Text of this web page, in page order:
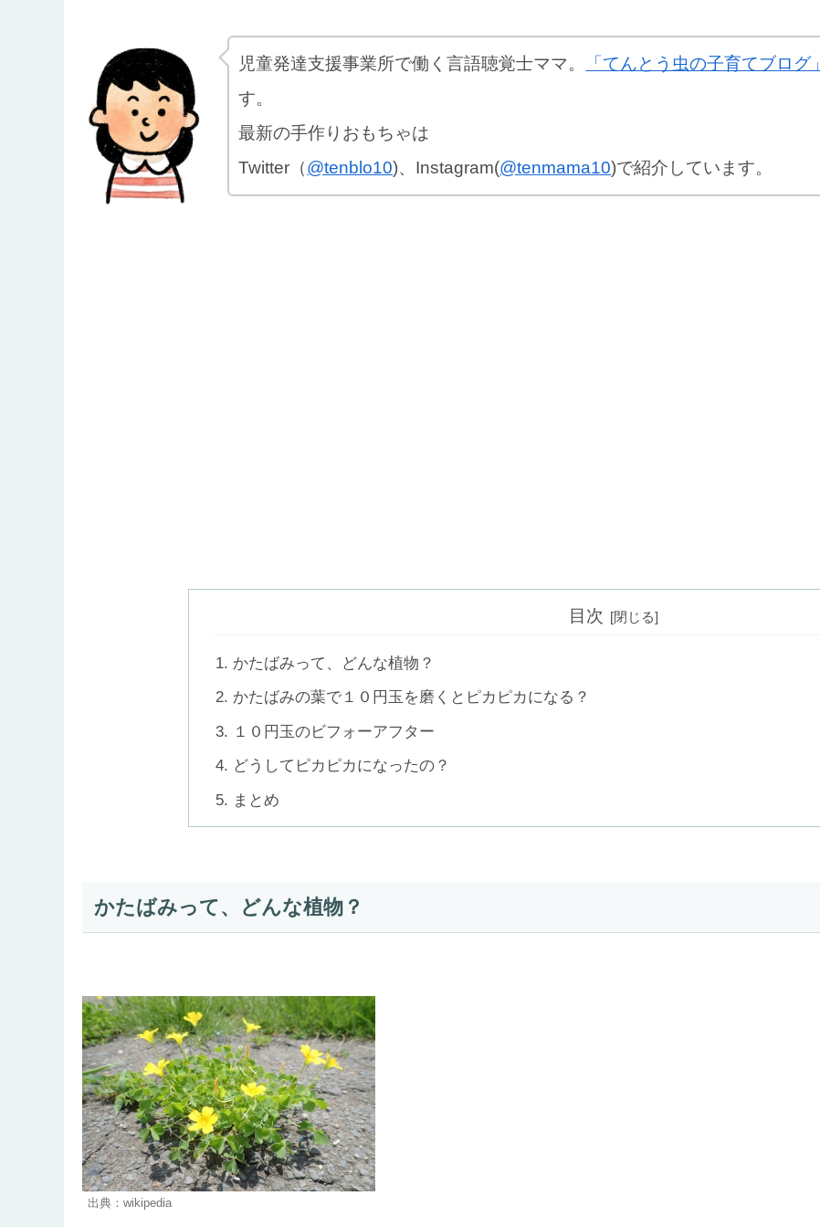
児童発達支援事業所で働く言語聴覚士ママ。 「てんとう虫の子育てブログ」
す。
最新の手作りおもちゃは
Twitter（@tenblo10)、Instagram(@tenmama10)で紹介しています。
目次
かたばみって、どんな植物？
かたばみの葉で１０円玉を磨くとピカピカになる？
１０円玉のビフォーアフター
どうしてピカピカになったの？
まとめ
かたばみって、どんな植物？
出典：wikipedia